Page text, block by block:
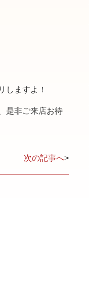
しますよ！
是非ご来店お待
次の記事へ>